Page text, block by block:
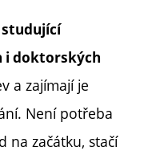
i doktorských
a zajímají je
Není potřeba
na začátku, stačí